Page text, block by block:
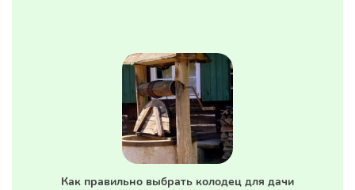
Как правильно выбрать колодец для дачи